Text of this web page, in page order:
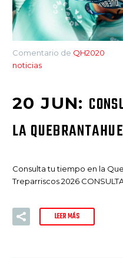
Comentario de QH2020
noticias
20 JUN:
LA
Consulta tu tiempo en la
Treparriscos 2026
LEER MÁS